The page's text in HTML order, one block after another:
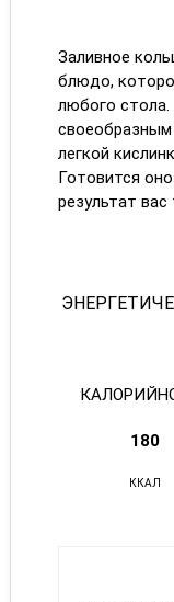
Заливное
блюдо,
любого
легкой
Готовится
результат
180
ККАЛ